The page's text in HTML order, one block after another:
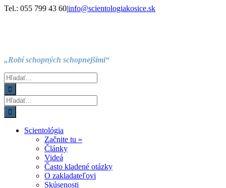
Skip
Facebook
Instagram
YouTube
Tel.: 055 799 43 60|info@scientologiakosice.sk
„Robí schopných schopnejšími“
Hľadať:
Hľadať:
Scientológia
Začnite tu »
Články
Videá
Často kladené otázky
O zakladateľovi
Skúsenosti